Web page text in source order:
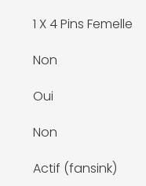
1 X4 Pins Femelle
Non
Oui
Non
Actif (fansink)